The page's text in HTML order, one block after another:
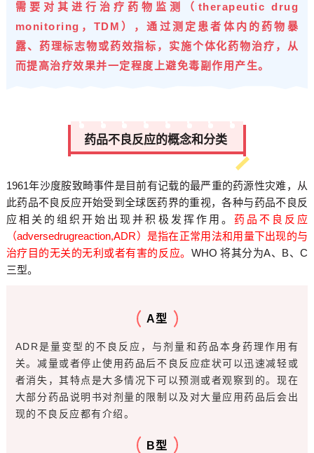
需要对其进行治疗药物监测（therapeutic drug
monitoring，TDM），通过测定患者体内的药物暴
露、药理标志物或药效指标，实施个体化药物治疗，从
而提高治疗效果并一定程度上避免毒副作用产生。
药品不良反应的概念和分类
1961年沙度胺致畸事件是目前有记载的最严重的药源性灾难，从
此药品不良反应开始受到全球医药界的重视，各种与药品不良反
应相关的组织开始出现并积极发挥作用。 药品不良反应
（adversedrugreaction,ADR）是指在正常用法和用量下出现的与
治疗目的无关的无利或者有害的反应。 WHO 将其分为A、B、C
三型。
A型
ADR是量变型的不良反应，与剂量和药品本身药理作用有
关。减量或者停止使用药品后不良反应症状可以迅速减轻或
者消失，其特点是大多情况下可以预测或者观察到的。现在
大部分药品说明书对剂量的限制以及对大量应用药品后会出
现的不良反应都有介绍。
B型